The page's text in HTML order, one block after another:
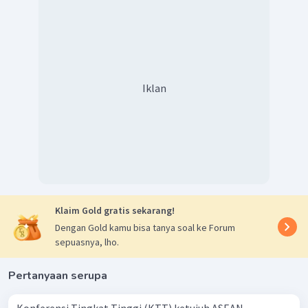
Iklan
Klaim Gold gratis sekarang!
Dengan Gold kamu bisa tanya soal ke Forum
sepuasnya, lho.
Pertanyaan serupa